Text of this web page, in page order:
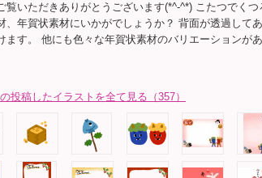
覧いただきありがとうございます(*^-^*) こたつでく
、年賀状素材にいかがでしょうか？ 背面が透過して
ます。 他にも色々な年賀状素材のバリエーションが
投稿したイラストを全て見る（357）